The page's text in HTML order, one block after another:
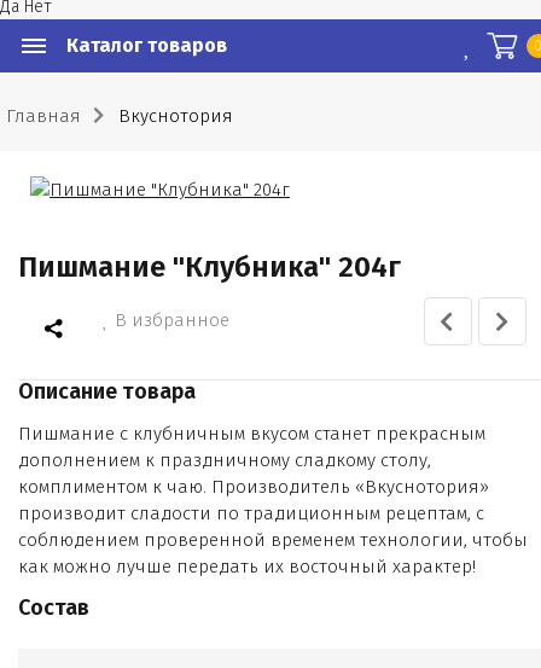
Да Нет
Каталог товаров
Главная Вкуснотория
Пишмание "Клубника" 204г
В избранное
Описание товара
Пишмание с клубничным вкусом станет прекрасным
дополнением к праздничному сладкому столу,
комплиментом к чаю. Производитель «Вкуснотория»
производит сладости по традиционным рецептам, с
соблюдением проверенной временем технологии, чтобы
как можно лучше передать их восточный характер!
Состав